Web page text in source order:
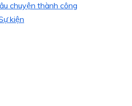
chuyện thành công
kiện